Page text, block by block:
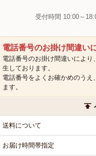
受付時間 10:00～
電話番号のお掛け間違い
電話番号のお掛け間違いによ
生しております。
電話番号をよくお確かめのう
ます。
送料について
お届け時間帯指定